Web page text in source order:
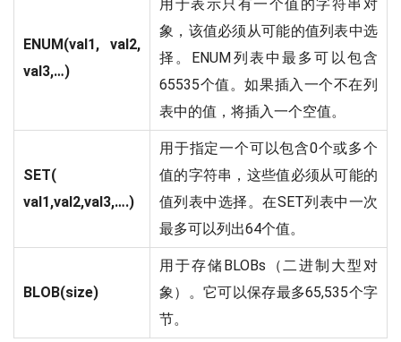
ENUM(val1, val2,
val3,…)
用于表示只有一个值的字符串对
象，该值必须从可能的值列表中选
择。ENUM列表中最多可以包含
65535个值。如果插入一个不在列
表中的值，将插入一个空值。
SET(
val1,val2,val3,….)
用于指定一个可以包含0个或多个
值的字符串，这些值必须从可能的
值列表中选择。在SET列表中一次
最多可以列出64个值。
BLOB(size)
用于存储BLOBs（二进制大型对
象）。它可以保存最多65,535个字
节。